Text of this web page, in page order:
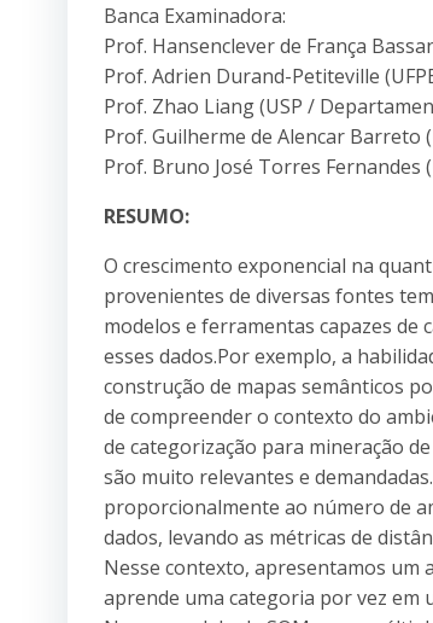
Banca Examinadora:
Prof. Hansenclever de França
Prof. Adrien Durand-Petiteville
Prof. Zhao Liang (USP /
Prof. Guilherme de Alencar Barreto
Prof. Bruno José Torres Fernandes
RESUMO:
O crescimento exponencial na
provenientes de diversas fontes
modelos e ferramentas capazes
esses dados.Por exemplo, a
construção de mapas semânticos
de compreender o contexto do
de categorização para mineração
são muito relevantes e
proporcionalmente ao número de
dados, levando as métricas de
Nesse contexto, apresentamos
aprende uma categoria por vez em